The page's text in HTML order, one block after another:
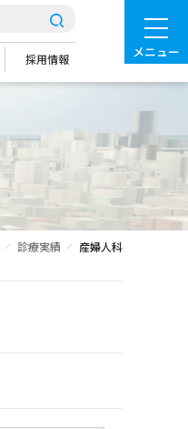
メニュー
採用情報
診療実績 産婦人科